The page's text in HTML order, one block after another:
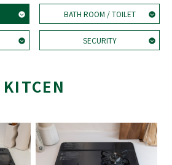
BATH ROOM / TOILET
SECURITY
KITCEN